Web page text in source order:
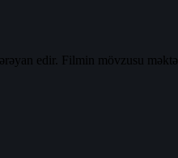
edir. Filmin mövzusu